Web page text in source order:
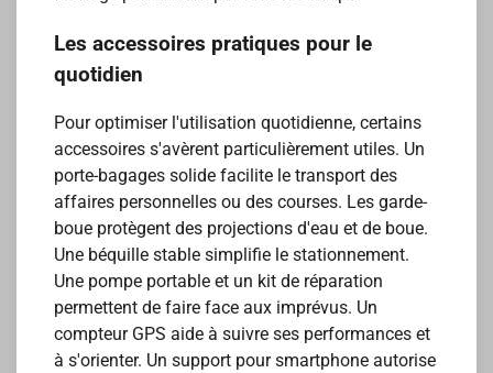
Les accessoires pratiques pour le
quotidien
Pour optimiser l'utilisation quotidienne, certains
accessoires s'avèrent particulièrement utiles. Un
porte-bagages solide facilite le transport des
affaires personnelles ou des courses. Les garde-
boue protègent des projections d'eau et de boue.
Une béquille stable simplifie le stationnement.
Une pompe portable et un kit de réparation
permettent de faire face aux imprévus. Un
compteur GPS aide à suivre ses performances et
à s'orienter. Un support pour smartphone autorise